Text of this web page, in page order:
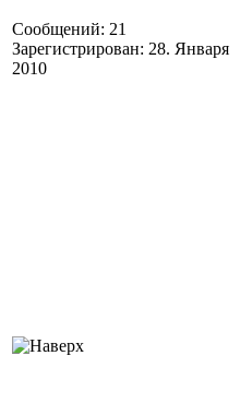
Сообщений: 21
Зарегистрирован: 28. Января
2010